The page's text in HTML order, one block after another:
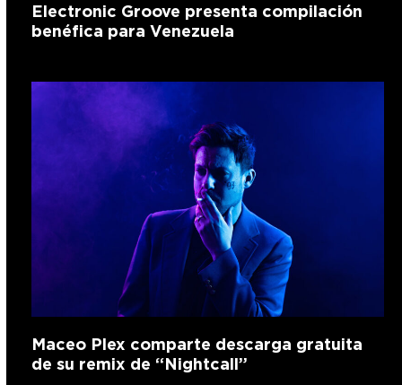
Electronic Groove presenta compilación
benéfica para Venezuela
Maceo Plex comparte descarga gratuita
de su remix de “Nightcall”